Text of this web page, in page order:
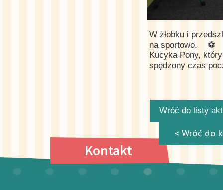
< Wróć do
Kontakt
W żłobku i
na sportowo.
⚽️
Kucyka Pony,
spędzony czas
Wróć do listy